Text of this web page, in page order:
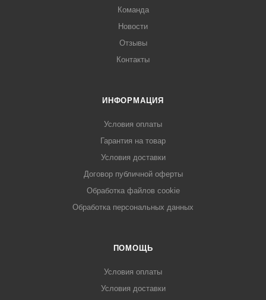
Команда
Новости
Отзывы
Контакты
ИНФОРМАЦИЯ
Условия оплаты
Гарантия на товар
Условия доставки
Договор публичной оферты
Обработка файлов cookie
Обработка персональных данных
ПОМОЩЬ
Условия оплаты
Условия доставки